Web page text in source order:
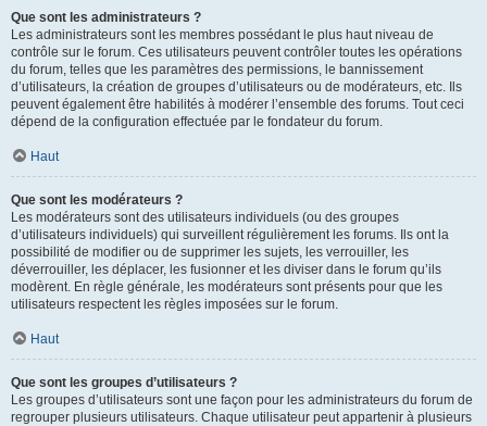
Que sont les administrateurs ?
Les administrateurs sont les membres possédant le plus haut niveau de
contrôle sur le forum. Ces utilisateurs peuvent contrôler toutes les opérations
du forum, telles que les paramètres des permissions, le bannissement
d’utilisateurs, la création de groupes d’utilisateurs ou de modérateurs, etc. Ils
peuvent également être habilités à modérer l’ensemble des forums. Tout ceci
dépend de la configuration effectuée par le fondateur du forum.
Haut
Que sont les modérateurs ?
Les modérateurs sont des utilisateurs individuels (ou des groupes
d’utilisateurs individuels) qui surveillent régulièrement les forums. Ils ont la
possibilité de modifier ou de supprimer les sujets, les verrouiller, les
déverrouiller, les déplacer, les fusionner et les diviser dans le forum qu’ils
modèrent. En règle générale, les modérateurs sont présents pour que les
utilisateurs respectent les règles imposées sur le forum.
Haut
Que sont les groupes d’utilisateurs ?
Les groupes d’utilisateurs sont une façon pour les administrateurs du forum de
regrouper plusieurs utilisateurs. Chaque utilisateur peut appartenir à plusieurs